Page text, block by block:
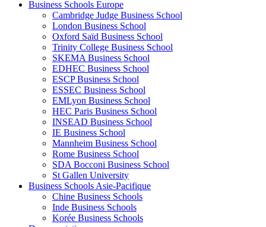
Business Schools Europe
Cambridge Judge Business School
London Business School
Oxford Saïd Business School
Trinity College Business School
SKEMA Business School
EDHEC Business School
ESCP Business School
ESSEC Business School
EMLyon Business School
HEC Paris Business School
INSEAD Business School
IE Business School
Mannheim Business School
Rome Business School
SDA Bocconi Business School
St Gallen University
Business Schools Asie-Pacifique
Chine Business Schools
Inde Business Schools
Korée Business Schools